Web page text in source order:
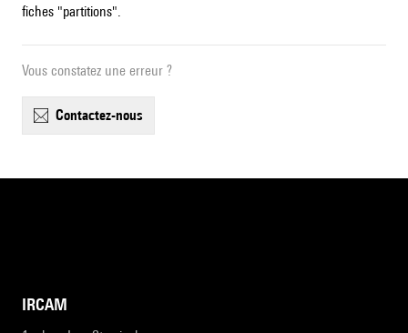
fiches "partitions".
Vous constatez une erreur ?
contactez-nous
IRCAM